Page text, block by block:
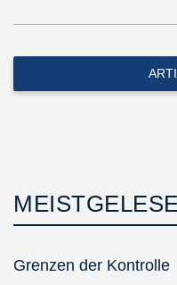
Grenzen der Kontrolle